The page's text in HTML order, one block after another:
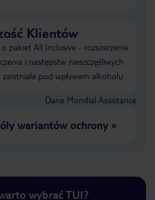
Klientów
pakiet All Inclusive - rozszerzenie
i następstw nieszczęśliwych
pod wpływem alkoholu
Dane Mondial Assistance
wariantów ochrony»
wybrać TUI?